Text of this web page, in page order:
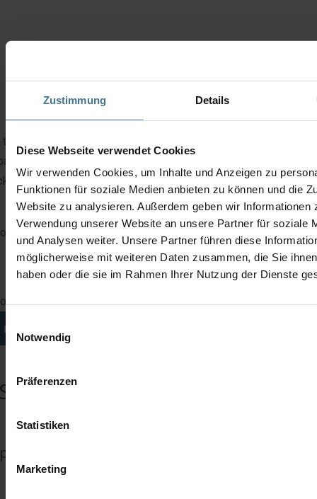
Zustimmung Details
Diese Webseite verwendet Cookies
Wir verwenden Cookies, um Inhalte und Anzeigen zu
Funktionen für soziale Medien anbieten zu können und die
Website zu analysieren. Außerdem geben wir Informationen
Verwendung unserer Website an unsere Partner für soziale
und Analysen weiter. Unsere Partner führen diese
möglicherweise mit weiteren Daten zusammen, die Sie
haben oder die sie im Rahmen Ihrer Nutzung der Dienste
Einwilligungsauswahl
Notwendig
Präferenzen
Statistiken
Marketing
this device, we offer both exchange devices with immediate
and repair with a delivery time of approx. 3 – 5 working
and transportation are optional for our customers.
this field
this field
INQUIRIES
SP 3402